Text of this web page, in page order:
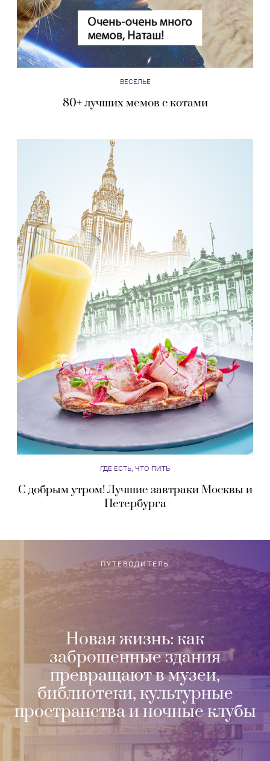
ВЕСЕЛЬЕ
80+ лучших мемов с котами
ГДЕ ЕСТЬ, ЧТО ПИТЬ
С добрым утром! Лучшие завтраки Москвы и
Петербурга
ПУТЕВОДИТЕЛЬ
Новая жизнь: как
заброшенные здания
превращают в музеи,
библиотеки, культурные
пространства и ночные клубы